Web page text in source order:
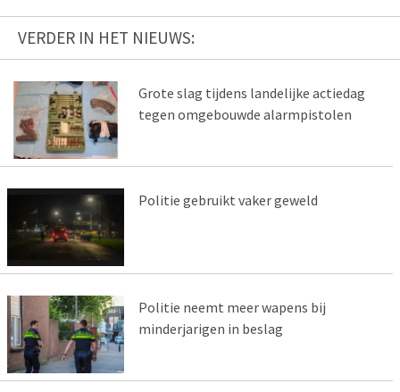
VERDER IN HET NIEUWS:
Grote slag tijdens landelijke actiedag
tegen omgebouwde alarmpistolen
Politie gebruikt vaker geweld
Politie neemt meer wapens bij
minderjarigen in beslag